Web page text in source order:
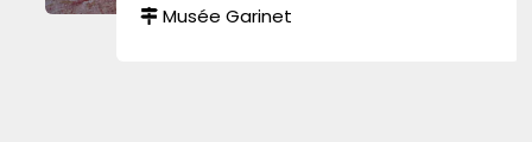
Musée Garinet